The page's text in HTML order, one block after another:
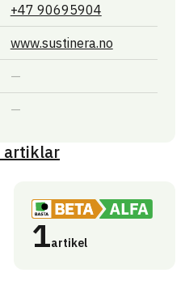
+47 90695904
www.sustinera.noLänk till
artiklar
1artikel